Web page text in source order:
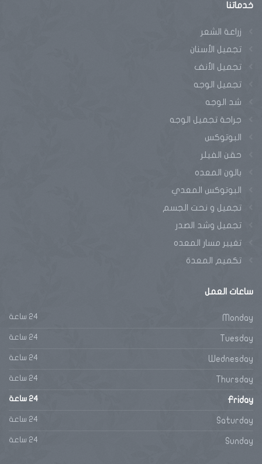
خدماتنا
زراعة الشعر
تجميل الأسنان
تجميل الأنف
تجميل الوجه
شد الوجه
جراحة تجميل الوجه
البوتوكس
حقن الفيلر
بالون المعده
البوتوكس المعدي
تجميل و نحت الجسم
تجميل وشد الصدر
تغيير مسار المعده
تكميم المعدة
ساعات العمل
Monday 24 ساعة
Tuesday 24 ساعة
Wednesday 24 ساعة
Thursday 24 ساعة
Friday 24 ساعة
Saturday 24 ساعة
Sunday 24 ساعة
Phone
WhatsApp